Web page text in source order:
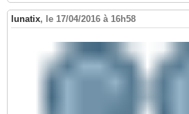
lunatix, le 17/04/2016 à 16h58